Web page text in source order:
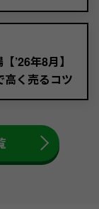
’26年8月】
高く売るコツ